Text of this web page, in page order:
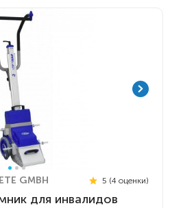
GMBH 5 (4 оценки)
для инвалидов